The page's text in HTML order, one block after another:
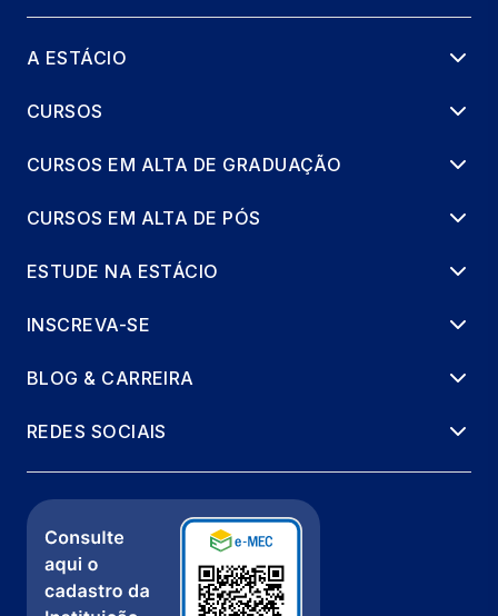
A ESTÁCIO
CURSOS
CURSOS EM ALTA DE GRADUAÇÃO
CURSOS EM ALTA DE PÓS
ESTUDE NA ESTÁCIO
INSCREVA-SE
BLOG & CARREIRA
REDES SOCIAIS